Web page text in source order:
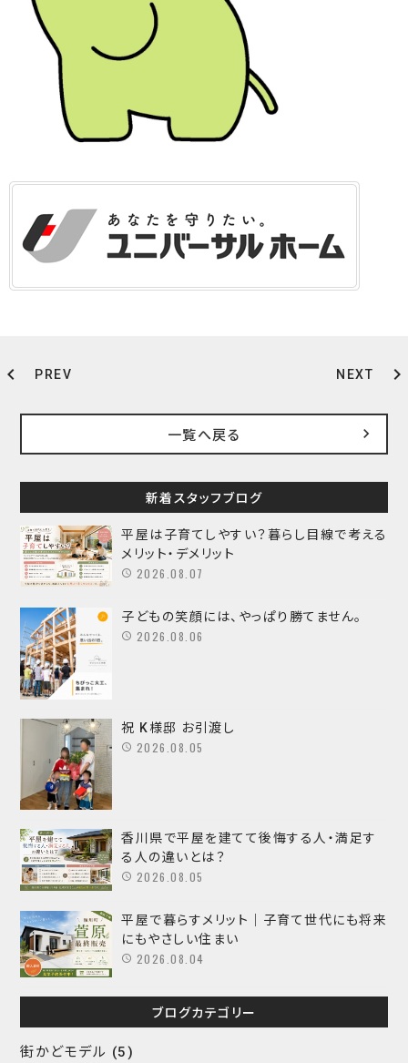
chevron_left PREV NEXT chevron_right
一覧へ戻る
新着スタッフブログ
平屋は子育てしやすい？暮らし目線で考える
メリット・デメリット
2026.08.07
子どもの笑顔には、やっぱり勝てません。
2026.08.06
祝 K様邸 お引渡し
2026.08.05
香川県で平屋を建てて後悔する人・満足す
る人の違いとは？
2026.08.05
平屋で暮らすメリット｜子育て世代にも将来
にもやさしい住まい
2026.08.04
ブログカテゴリー
街かどモデル (5)